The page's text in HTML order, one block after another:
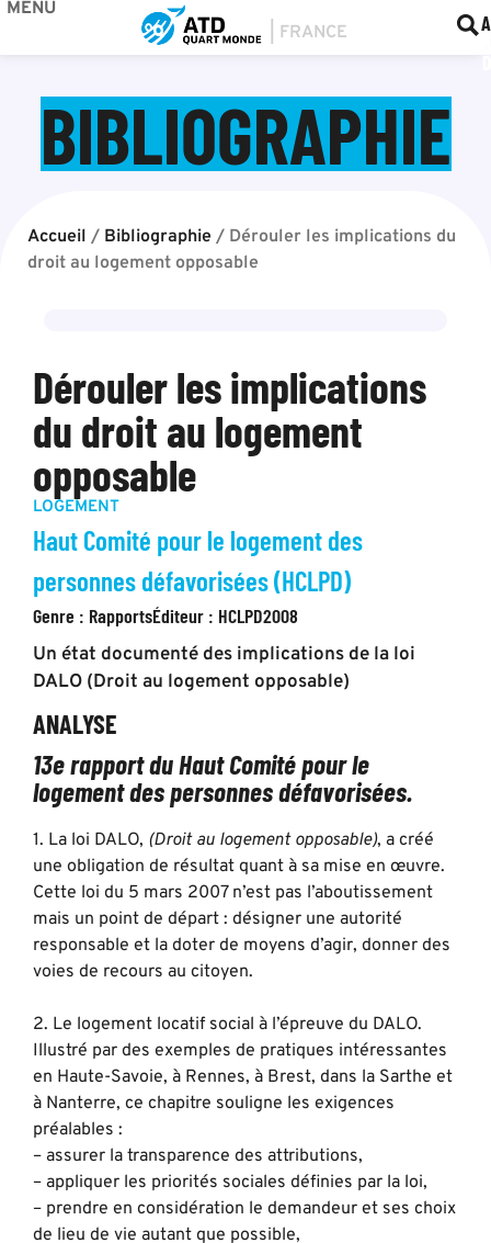
MENU
BIBLIOGRAPHIE
Accueil / Bibliographie / Dérouler les implications du
droit au logement opposable
Dérouler les implications
du droit au logement
opposable
LOGEMENT
Haut Comité pour le logement des
personnes défavorisées (HCLPD)
Genre : RapportsÉditeur : HCLPD2008
Un état documenté des implications de la loi
DALO (Droit au logement opposable)
ANALYSE
13e rapport du Haut Comité pour le
logement des personnes défavorisées.
1. La loi DALO, (Droit au logement opposable), a créé
une obligation de résultat quant à sa mise en œuvre.
Cette loi du 5 mars 2007 n’est pas l’aboutissement
mais un point de départ : désigner une autorité
responsable et la doter de moyens d’agir, donner des
voies de recours au citoyen.
2. Le logement locatif social à l’épreuve du DALO.
Illustré par des exemples de pratiques intéressantes
en Haute-Savoie, à Rennes, à Brest, dans la Sarthe et
à Nanterre, ce chapitre souligne les exigences
préalables :
– assurer la transparence des attributions,
– appliquer les priorités sociales définies par la loi,
– prendre en considération le demandeur et ses choix
de lieu de vie autant que possible,